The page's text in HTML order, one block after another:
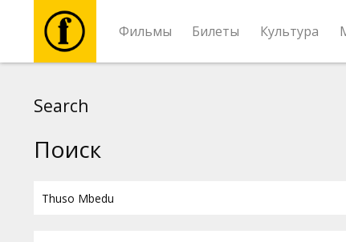
Фильмы Билеты Культура
Search
Поиск